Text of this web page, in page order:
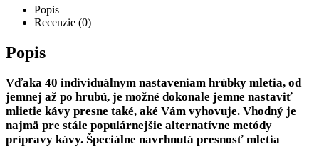
Popis
Recenzie (0)
Popis
Vďaka 40 individuálnym nastaveniam hrúbky mletia, od
jemnej až po hrubú, je možné dokonale jemne nastaviť
mlietie kávy presne také, aké Vám vyhovuje. Vhodný je
najmä pre stále populárnejšie alternatívne metódy
prípravy kávy. Špeciálne navrhnutá presnosť mletia